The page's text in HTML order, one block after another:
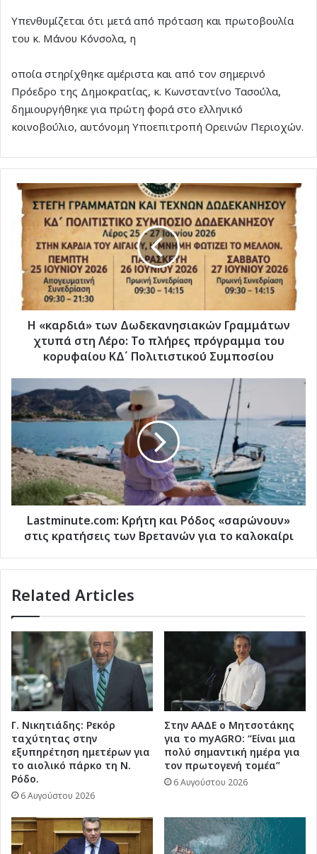
Υπενθυμίζεται ότι μετά από πρόταση και πρωτοβουλία
του κ. Μάνου Κόνσολα, η
οποία στηρίχθηκε αμέριστα και από τον σημερινό
Πρόεδρο της Δημοκρατίας, κ. Κωνσταντίνο Τασούλα,
δημιουργήθηκε για πρώτη φορά στο ελληνικό
κοινοβούλιο, αυτόνομη Υποεπιτροπή Ορεινών Περιοχών.
Η
«καρδιά»
των
Δωδεκανησιακών
Γραμμάτων
χτυπά
Λέρο:
Το
πλήρες
πρόγραμμα
κορυφαίου
ΚΔ΄
Πολιτιστικού
Συμποσίου
Η «καρδιά» των Δωδεκανησιακών Γραμμάτων
χτυπά στη Λέρο: Το πλήρες πρόγραμμα του
κορυφαίου ΚΔ΄ Πολιτιστικού Συμποσίου
Κρήτη
και
«σαρώνουν»
στις
κρατήσεις
των
Βρετανών
Lastminute.com: Κρήτη και Ρόδος «σαρώνουν»
στις κρατήσεις των Βρετανών για το καλοκαίρι
Related Articles
Γ. Νικητιάδης: Ρεκόρ
ταχύτητας στην
εξυπηρέτηση ημετέρων για
το αιολικό πάρκο τη Ν.
Ρόδο.
6 Αυγούστου 2026
Στην ΑΑΔΕ ο Μητσοτάκης
για το myAGRO: “Είναι μια
πολύ σημαντική ημέρα για
τον πρωτογενή τομέα”
6 Αυγούστου 2026